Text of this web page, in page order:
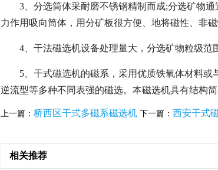
3、分选筒体采耐磨不锈钢精制而成;分选矿物
力作用吸向筒体，用分矿板很方便、地将磁性、非
4、干法磁选机设备处理量大，分选矿物粒级范
5、干式磁选机的磁系，采用优质铁氧体材料或
逆流型等多种不同表强的磁选。本磁选机具有结构
上一篇： 桥西区干式多磁系磁选机 下一篇： 西安干式
相关推荐